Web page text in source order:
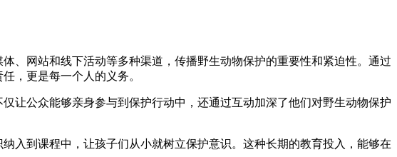
、网站和线下活动等多种渠道，传播野生动物保护的重要性和紧迫性。通过
，更是每一个人的义务。
让公众能够亲身参与到保护行动中，还通过互动加深了他们对野生动物保护
入到课程中，让孩子们从小就树立保护意识。这种长期的教育投入，能够在